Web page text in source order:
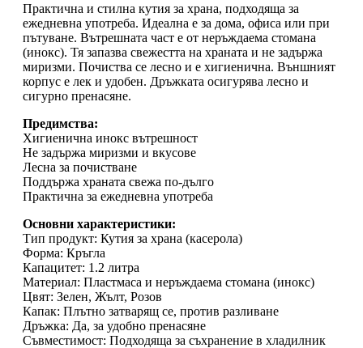
Практична и стилна кутия за храна, подходяща за
ежедневна употреба. Идеална е за дома, офиса или при
пътуване. Вътрешната част е от неръждаема стомана
(инокс). Тя запазва свежестта на храната и не задържа
миризми. Почиства се лесно и е хигиенична. Външният
корпус е лек и удобен. Дръжката осигурява лесно и
сигурно пренасяне.
Предимства:
Хигиенична инокс вътрешност
Не задържа миризми и вкусове
Лесна за почистване
Поддържа храната свежа по-дълго
Практична за ежедневна употреба
Основни характеристики:
Тип продукт: Кутия за храна (касерола)
Форма: Кръгла
Капацитет: 1.2 литра
Материал: Пластмаса и неръждаема стомана (инокс)
Цвят: Зелен, Жълт, Розов
Капак: Плътно затварящ се, против разливане
Дръжка: Да, за удобно пренасяне
Съвместимост: Подходяща за съхранение в хладилник